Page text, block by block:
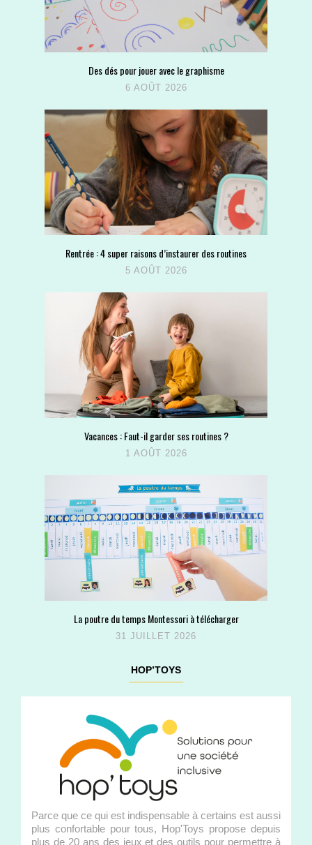
Des dés pour jouer avec le graphisme
6 AOÛT 2026
Rentrée : 4 super raisons d’instaurer des routines
5 AOÛT 2026
Vacances : Faut-il garder ses routines ?
1 AOÛT 2026
La poutre du temps Montessori à télécharger
31 JUILLET 2026
HOP’TOYS
Parce que ce qui est indispensable à certains est aussi
plus confortable pour tous, Hop'Toys propose depuis
plus de 20 ans des jeux et des outils pour permettre à